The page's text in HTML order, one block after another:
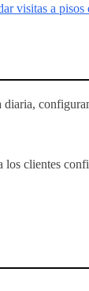
visitas a
los clientes